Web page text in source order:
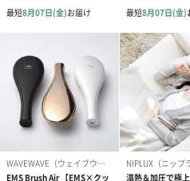
振動も見た目もエレガントなセル
うか。
商品詳細情報